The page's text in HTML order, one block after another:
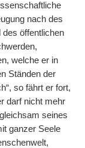
nach des
des öffentlichen
welche er in
Ständen der
so fährt er fort,
darf nicht mehr
seines
ganzer Seele